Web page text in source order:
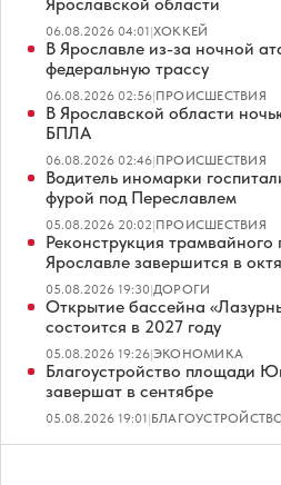
06.08.2026 04:01|ХОККЕЙ
В Ярославле из-за ночной
федеральную трассу
06.08.2026 02:56|ПРОИСШЕСТВИЯ
В Ярославской области
БПЛА
06.08.2026 02:46|ПРОИСШЕСТВИЯ
Водитель иномарки
фурой под Переславлем
05.08.2026 20:02|ПРОИСШЕСТВИЯ
Реконструкция трамвайного
Ярославле завершится в
05.08.2026 19:30|ДОРОГИ
Открытие бассейна
состоится в 2027 году
05.08.2026 19:26|ЭКОНОМИКА
Благоустройство площади
завершат в сентябре
05.08.2026 19:01|